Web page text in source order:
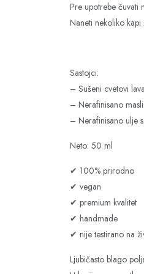
Pre upotrebe čuvati
Naneti nekoliko kapi
Sastojci:
– Sušeni cvetovi
– Nerafinisano
– Nerafinisano ulje
Neto: 50 ml
✔ 100% prirodno
✔ vegan
✔ premium kvalitet
✔ handmade
✔ nije testirano na
Ljubičasto blago